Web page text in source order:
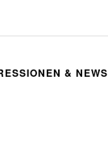
& NEWS